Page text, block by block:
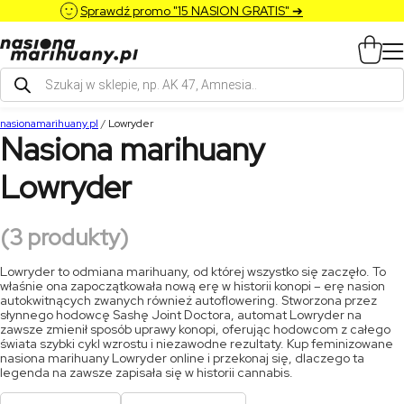
Sprawdź promo "15 NASION GRATIS" ➔
Wyszukiwarka
produktów
nasionamarihuany.pl / Lowryder
Nasiona marihuany
Lowryder
(3 produkty)
Lowryder to odmiana marihuany, od której wszystko się zaczęło. To
właśnie ona zapoczątkowała nową erę w historii konopi – erę nasion
autokwitnących zwanych również autoflowering. Stworzona przez
słynnego hodowcę Sashę Joint Doctora, automat Lowryder na
zawsze zmienił sposób uprawy konopi, oferując hodowcom z całego
świata szybki cykl wzrostu i niezawodne rezultaty. Kup feminizowane
nasiona marihuany Lowryder online i przekonaj się, dlaczego ta
legenda na zawsze zapisała się w historii cannabis.